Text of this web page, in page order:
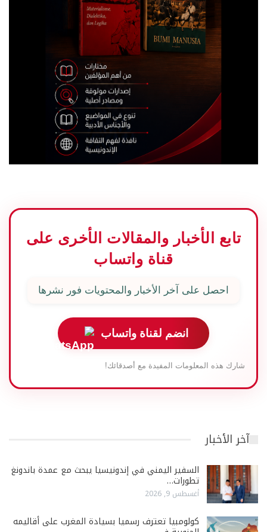
تابع الأخبار والمقالات الأخرى على
قناة واتساب
احصل على آخر الأخبار والمحتويات فور نشرها
انضم لقناة واتساب
شارك هذه المعلومات المفيدة مع أصدقائك!
آخر الأخبار
السفير اليمني في إندونيسيا يبحث مع عمدة باندونغ
تطورات…
أغسطس 9, 2026
كولومبيا تعترف رسميا بسيادة المغرب على أقاليمه